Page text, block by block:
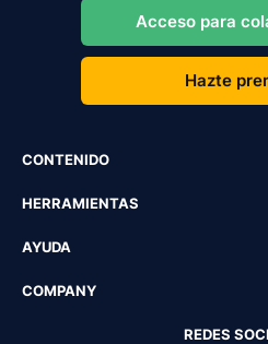
Acceso para
Hazte
CONTENIDO
HERRAMIENTAS
AYUDA
COMPANY
REDES